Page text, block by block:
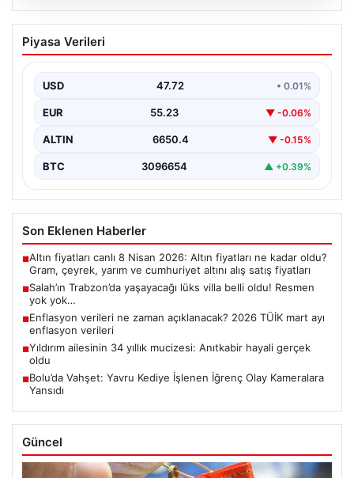
08.08.2026
Salah’ın Trabzon’da yaşayacağı lüks
villa belli oldu! Resmen yok yok…
Piyasa Verileri
USD 47.72 • 0.01%
EUR 55.23 ▼ -0.06%
ALTIN 6650.4 ▼ -0.15%
BTC 3096654 ▲ +0.39%
Son Eklenen Haberler
■Altın fiyatları canlı 8 Nisan 2026: Altın fiyatları ne kadar oldu?
Gram, çeyrek, yarım ve cumhuriyet altını alış satış fiyatları
■Salah’ın Trabzon’da yaşayacağı lüks villa belli oldu! Resmen
yok yok…
■Enflasyon verileri ne zaman açıklanacak? 2026 TÜİK mart ayı
enflasyon verileri
■Yıldırım ailesinin 34 yıllık mucizesi: Anıtkabir hayali gerçek
oldu
■Bolu’da Vahşet: Yavru Kediye İşlenen İğrenç Olay Kameralara
Yansıdı
Güncel